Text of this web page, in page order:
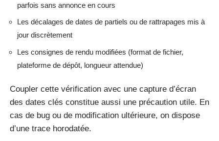
parfois sans annonce en cours
Les décalages de dates de partiels ou de rattrapages mis à
jour discrètement
Les consignes de rendu modifiées (format de fichier,
plateforme de dépôt, longueur attendue)
Coupler cette vérification avec une capture d’écran
des dates clés constitue aussi une précaution utile. En
cas de bug ou de modification ultérieure, on dispose
d’une trace horodatée.